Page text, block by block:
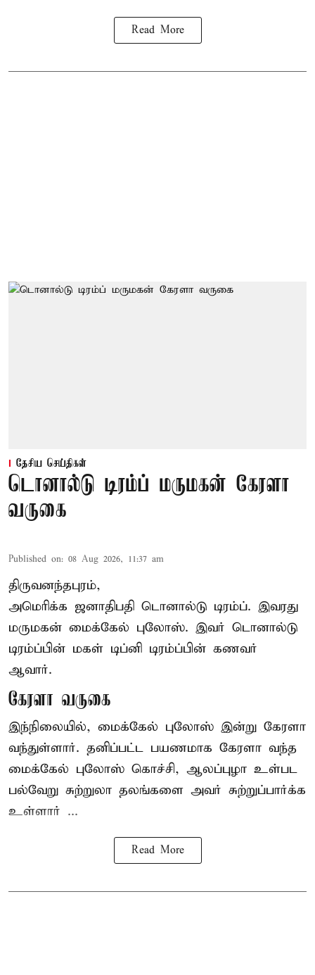
Read More
தேசிய செய்திகள்
டொனால்டு டிரம்ப் மருமகன் கேரளா
வருகை
Published on: 08 Aug 2026, 11:37 am
திருவனந்தபுரம்,
அமெரிக்க ஜனாதிபதி டொனால்டு டிரம்ப். இவரது
மருமகன் மைக்கேல் புலோஸ். இவர் டொனால்டு
டிரம்ப்பின் மகள் டிப்னி டிரம்ப்பின் கணவர்
ஆவார்.
கேரளா வருகை
இந்நிலையில், மைக்கேல் புலோஸ் இன்று கேரளா
வந்துள்ளார். தனிப்பட்ட பயணமாக கேரளா வந்த
மைக்கேல் புலோஸ் கொச்சி, ஆலப்புழா உள்பட
பல்வேறு சுற்றுலா தலங்களை அவர் சுற்றுப்பார்க்க
உள்ளார் ...
Read More